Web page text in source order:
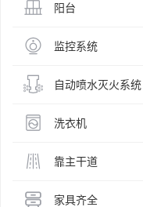
阳台
监控系统
自动喷水灭火系统
洗衣机
靠主干道
家具齐全